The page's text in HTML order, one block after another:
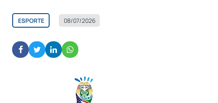
ESPORTE 08/07/2026